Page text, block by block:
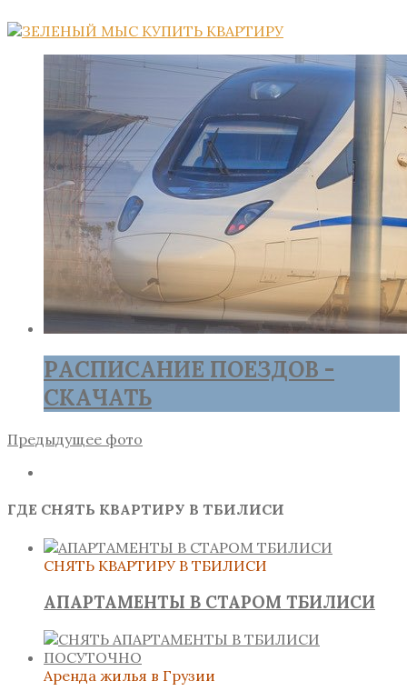
РАСПИСАНИЕ ПОЕЗДОВ -
СКАЧАТЬ
Предыдущее фото
ГДЕ СНЯТЬ КВАРТИРУ В ТБИЛИСИ
СНЯТЬ КВАРТИРУ В ТБИЛИСИ
АПАРТАМЕНТЫ В СТАРОМ ТБИЛИСИ
Аренда жилья в Грузии